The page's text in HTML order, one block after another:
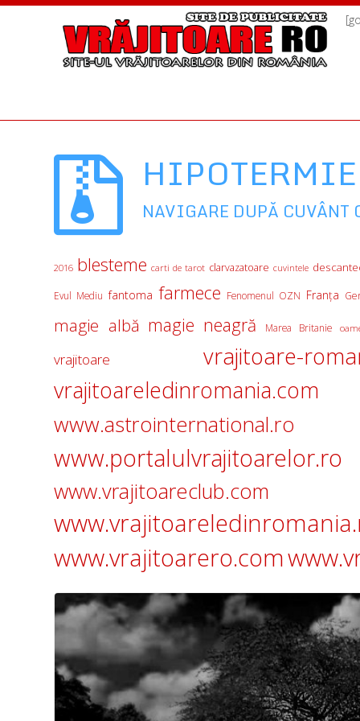
HIPOTERMIE
NAVIGARE DUPĂ CUVÂNT
2016 blesteme carti de tarot clarvazatoare cuvintele
Evul Mediu fantoma farmece Fenomenul OZN Franţa
magie albă magie neagră Marea Britanie
vrajitoare vrajitoare-
vrajitoareledinromania.com
www.astrointernational.ro
www.portalulvrajitoarelor.ro
www.vrajitoareclub.com
www.vrajitoarero.com